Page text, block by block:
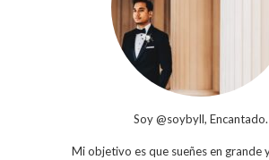
Soy @soybyll, Encantado.
Mi objetivo es que sueñes en grande